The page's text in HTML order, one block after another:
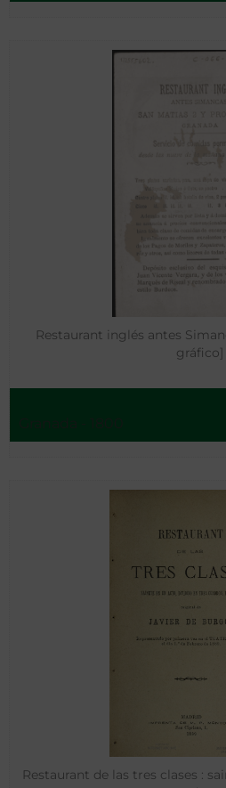
Restaurant inglés antes
gráfico]
Restaurant de las tres clases :